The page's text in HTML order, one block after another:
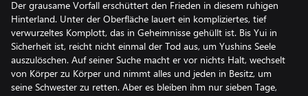
Der grausame Vorfall erschüttert den Frieden in diesem ruhigen
Hinterland. Unter der Oberfläche lauert ein kompliziertes, tief
verwurzeltes Komplott, das in Geheimnisse gehüllt ist. Bis Yui in
Sicherheit ist, reicht nicht einmal der Tod aus, um Yushins Seele
auszulöschen. Auf seiner Suche macht er vor nichts Halt, wechselt
von Körper zu Körper und nimmt alles und jeden in Besitz, um
seine Schwester zu retten. Aber es bleiben ihm nur sieben Tage,